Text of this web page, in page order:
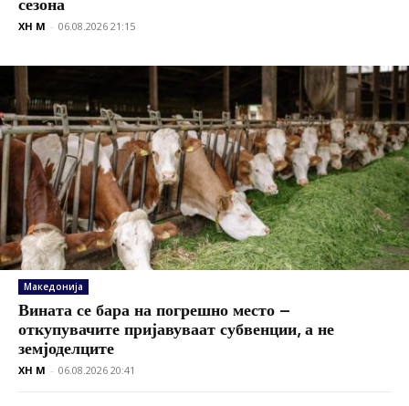
XH M - 06.08.2026 21:15
Македонија
Вината се бара на погрешно место –
откупувачите пријавуваат субвенции, а не
земјоделците
XH M - 06.08.2026 20:41